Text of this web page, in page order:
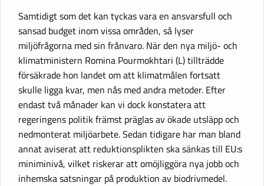
Samtidigt som det kan tyckas vara en ansvarsfull och
sansad budget inom vissa områden, så lyser
miljöfrågorna med sin frånvaro. När den nya miljö- och
klimatministern Romina Pourmokhtari (L) tillträdde
försäkrade hon landet om att klimatmålen fortsatt
skulle ligga kvar, men nås med andra metoder. Efter
endast två månader kan vi dock konstatera att
regeringens politik främst präglas av ökade utsläpp och
nedmonterat miljöarbete. Sedan tidigare har man bland
annat aviserat att reduktionsplikten ska sänkas till EU:s
miniminivå, vilket riskerar att omöjliggöra nya jobb och
inhemska satsningar på produktion av biodrivmedel.